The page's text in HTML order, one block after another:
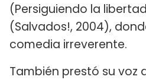
(Persiguiendo la
(Salvados!, 2004),
comedia irreverente.
También prestó su voz